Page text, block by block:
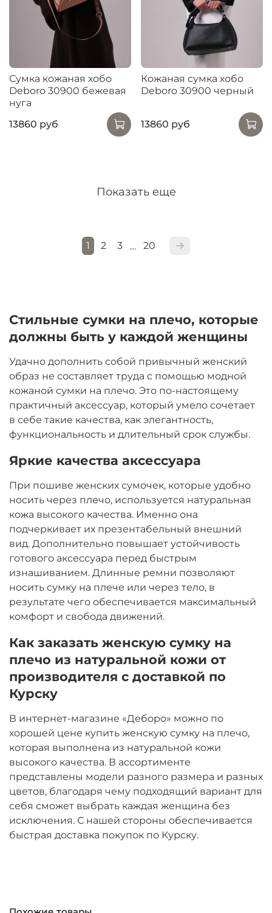
Сумка кожаная хобо
Deboro 30900 бежевая
нуга
13860 руб
Кожаная сумка хобо
Deboro 30900 черный
13860 руб
Показать еще
1 2 3 … 20
Стильные сумки на плечо, которые
должны быть у каждой женщины
Удачно дополнить собой привычный женский
образ не составляет труда с помощью модной
кожаной сумки на плечо. Это по-настоящему
практичный аксессуар, который умело сочетает
в себе такие качества, как элегантность,
функциональность и длительный срок службы.
Яркие качества аксессуара
При пошиве женских сумочек, которые удобно
носить через плечо, используется натуральная
кожа высокого качества. Именно она
подчеркивает их презентабельный внешний
вид. Дополнительно повышает устойчивость
готового аксессуара перед быстрым
изнашиванием. Длинные ремни позволяют
носить сумку на плече или через тело, в
результате чего обеспечивается максимальный
комфорт и свобода движений.
Как заказать женскую сумку на
плечо из натуральной кожи от
производителя с доставкой по
Курску
В интернет-магазине «Деборо» можно по
хорошей цене купить женскую сумку на плечо,
которая выполнена из натуральной кожи
высокого качества. В ассортименте
представлены модели разного размера и разных
цветов, благодаря чему подходящий вариант для
себя сможет выбрать каждая женщина без
исключения. С нашей стороны обеспечивается
быстрая доставка покупок по Курску.